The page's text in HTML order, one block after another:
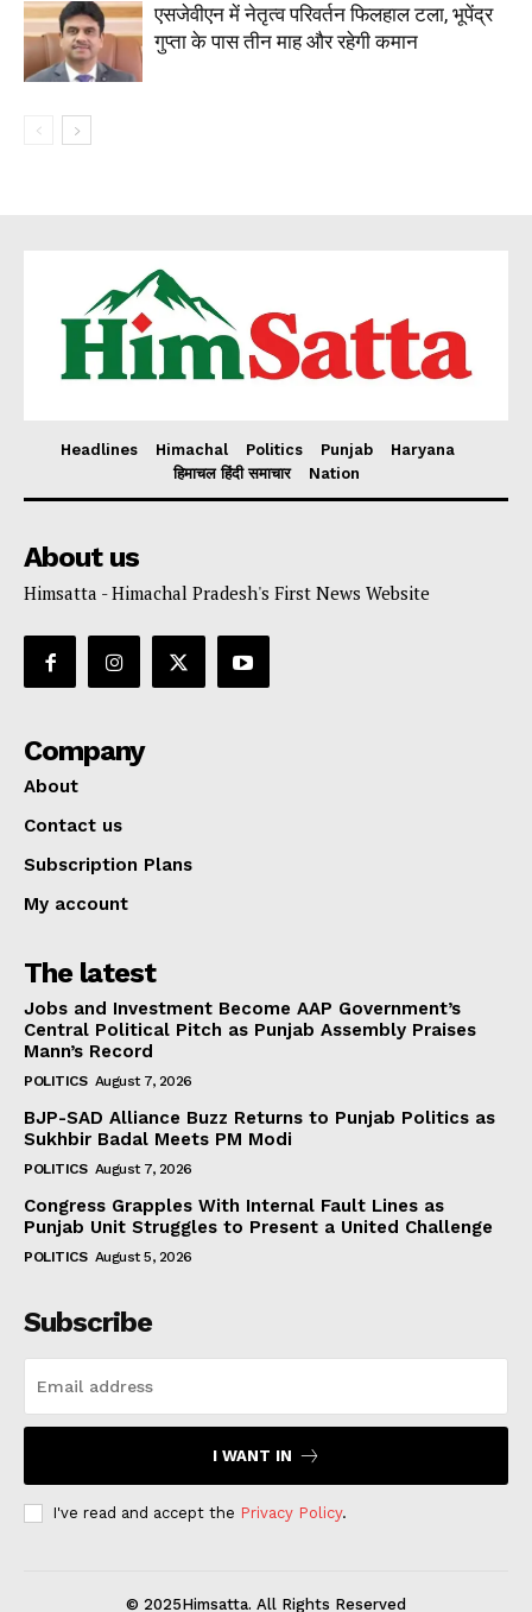
एसजेवीएन में नेतृत्व परिवर्तन फिलहाल टला, भूपेंद्र
गुप्ता के पास तीन माह और रहेगी कमान
Headlines Himachal Politics Punjab
Haryana
हिमाचल हिंदी समाचार
Nation
About us
Himsatta - Himachal Pradesh's First News Website
Company
About
Contact us
Subscription Plans
My account
The latest
Jobs and Investment Become AAP Government’s
Central Political Pitch as Punjab Assembly Praises
Mann’s Record
POLITICS August 7, 2026
BJP-SAD Alliance Buzz Returns to Punjab Politics as
Sukhbir Badal Meets PM Modi
POLITICS August 7, 2026
Congress Grapples With Internal Fault Lines as
Punjab Unit Struggles to Present a United Challenge
POLITICS August 5, 2026
Subscribe
I WANT IN
I've read and accept the Privacy Policy.
© 2025Himsatta. All Rights Reserved